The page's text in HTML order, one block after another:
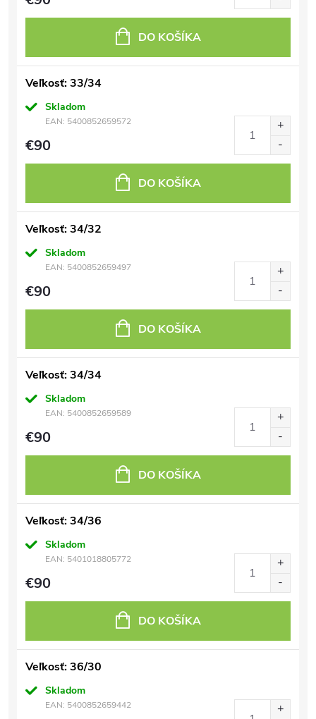
DO KOŠÍKA
Veľkosť: 33/34
Skladom
EAN: 5400852659572
€90
DO KOŠÍKA
Veľkosť: 34/32
Skladom
EAN: 5400852659497
€90
DO KOŠÍKA
Veľkosť: 34/34
Skladom
EAN: 5400852659589
€90
DO KOŠÍKA
Veľkosť: 34/36
Skladom
EAN: 5401018805772
€90
DO KOŠÍKA
Veľkosť: 36/30
Skladom
EAN: 5400852659442